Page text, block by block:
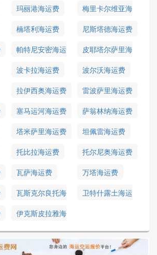
玛丽港海运费
梅里卡尔维亚海
运费
楠塔利海运费
尼斯塔德海运费
帕特尼安密海运
皮耶塔尔萨里海
运费
波卡拉海运费
波尔沃海运费
拉伊西奥海运费
雷波萨里海运费
塞马运河海运费
萨翁林纳海运费
塔米萨里海运费
坦佩雷海运费
托比拉海运费
托尔尼奥海运费
瓦萨海运费
万塔海运费
瓦斯克尔良托海
卫特什露土海运
伊克斯皮拉雅海